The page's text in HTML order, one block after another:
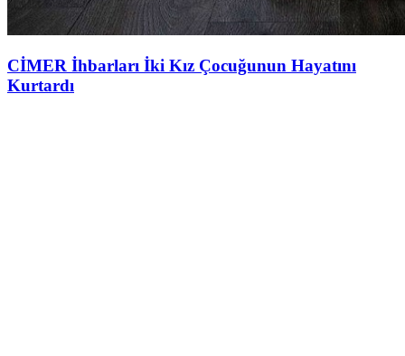
CİMER İhbarları İki Kız Çocuğunun Hayatını
Kurtardı